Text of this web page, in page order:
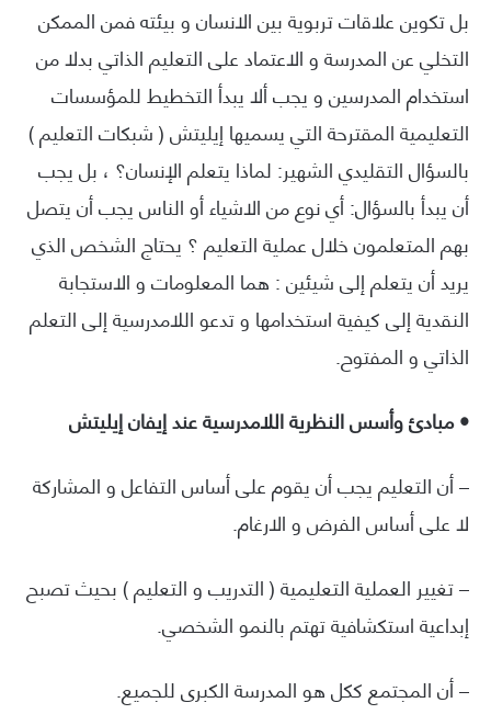
بل تكوين علاقات تربوية بين الانسان و بيئته فمن الممكن
التخلي عن المدرسة و الاعتماد على التعليم الذاتي بدلا من
استخدام المدرسين و يجب ألا يبدأ التخطيط للمؤسسات
التعليمية المقترحة التي يسميها إيليتش ( شبكات التعليم )
بالسؤال التقليدي الشهير: لماذا يتعلم الإنسان؟ ، بل يجب
أن يبدأ بالسؤال: أي نوع من الاشياء أو الناس يجب أن يتصل
بهم المتعلمون خلال عملية التعليم ؟ يحتاج الشخص الذي
يريد أن يتعلم إلى شيئين : هما المعلومات و الاستجابة
النقدية إلى كيفية استخدامها و تدعو اللامدرسية إلى التعلم
الذاتي و المفتوح.
• مبادئ وأسس النظرية اللامدرسية عند إيفان إيليتش
– أن التعليم يجب أن يقوم على أساس التفاعل و المشاركة
لا على أساس الفرض و الارغام.
– تغيير العملية التعليمية ( التدريب و التعليم ) بحيث تصبح
إبداعية استكشافية تهتم بالنمو الشخصي.
– أن المجتمع ككل هو المدرسة الكبرى للجميع.